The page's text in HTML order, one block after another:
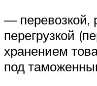
— перевозкой,
перегрузкой
хранением
под